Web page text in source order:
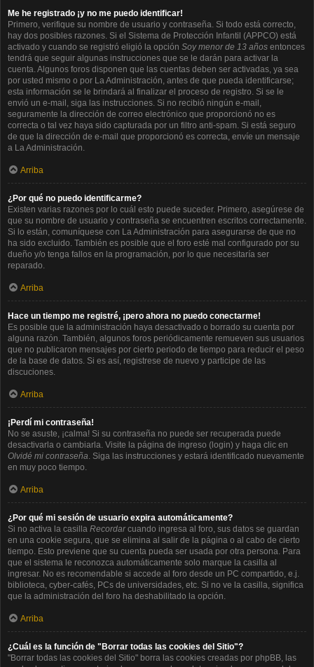
Me he registrado ¡y no me puedo identificar!
Primero, verifique su nombre de usuario y contraseña. Si todo está correcto,
hay dos posibles razones. Si el Sistema de Protección Infantil (APPCO) está
activado y cuando se registró eligió la opción Soy menor de 13 años entonces
tendrá que seguir algunas instrucciones que se le darán para activar la
cuenta. Algunos foros disponen que las cuentas deben ser activadas, ya sea
por usted mismo o por La Administración, antes de que pueda identificarse;
esta información se le brindará al finalizar el proceso de registro. Si se le
envió un e-mail, siga las instrucciones. Si no recibió ningún e-mail,
seguramente la dirección de correo electrónico que proporcionó no es
correcta o tal vez haya sido capturada por un filtro anti-spam. Si está seguro
de que la dirección de e-mail que proporcionó es correcta, envíe un mensaje
a La Administración.
Arriba
¿Por qué no puedo identificarme?
Existen varias razones por lo cuál esto puede suceder. Primero, asegúrese de
que su nombre de usuario y contraseña se encuentren escritos correctamente.
Si lo están, comuníquese con La Administración para asegurarse de que no
ha sido excluido. También es posible que el foro esté mal configurado por su
dueño y/o tenga fallos en la programación, por lo que necesitaría ser
reparado.
Arriba
Hace un tiempo me registré, ¡pero ahora no puedo conectarme!
Es posible que la administración haya desactivado o borrado su cuenta por
alguna razón. También, algunos foros periódicamente remueven sus usuarios
que no publicaron mensajes por cierto periodo de tiempo para reducir el peso
de la base de datos. Si es así, registrese de nuevo y participe de las
discuciones.
Arriba
¡Perdí mi contraseña!
No se asuste, ¡calma! Si su contraseña no puede ser recuperada puede
desactivarla o cambiarla. Visite la página de ingreso (login) y haga clic en
Olvidé mi contraseña . Siga las instrucciones y estará identificado nuevamente
en muy poco tiempo.
Arriba
¿Por qué mi sesión de usuario expira automáticamente?
Si no activa la casilla Recordarcuando ingresa al foro, sus datos se guardan
en una cookie segura, que se elimina al salir de la página o al cabo de cierto
tiempo. Esto previene que su cuenta pueda ser usada por otra persona. Para
que el sistema le reconozca automáticamente solo marque la casilla al
ingresar. No es recomendable si accede al foro desde un PC compartido, e.j.
biblioteca, cyber-cafés, PCs de universidades, etc. Si no ve la casilla, significa
que la administración del foro ha deshabilitado la opción.
Arriba
¿Cuál es la función de "Borrar todas las cookies del Sitio"?
"Borrar todas las cookies del Sitio" borra las cookies creadas por phpBB, las